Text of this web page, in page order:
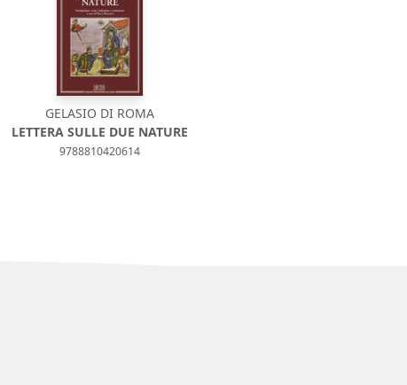
GELASIO DI ROMA
LETTERA SULLE DUE NATURE
9788810420614